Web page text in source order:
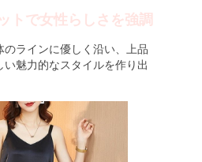
トで女性らしさを強調
ラインに優しく沿い、上品
い魅力的なスタイルを作り出